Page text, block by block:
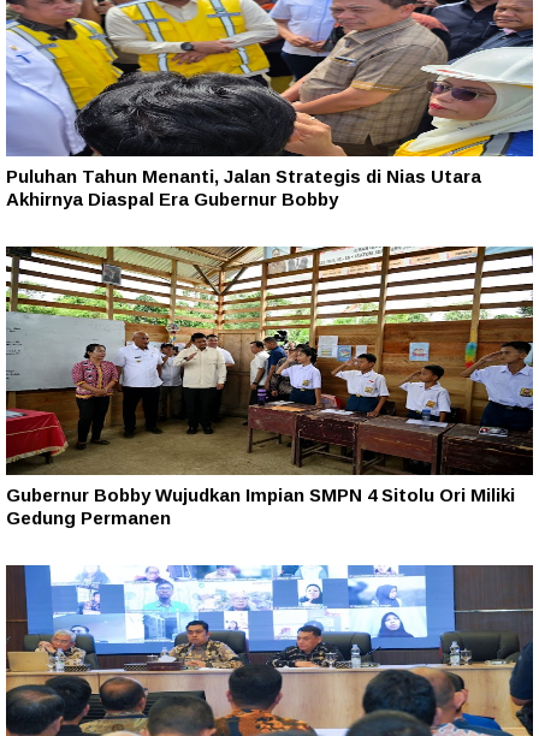
Puluhan Tahun Menanti, Jalan Strategis di Nias Utara
Akhirnya Diaspal Era Gubernur Bobby
Gubernur Bobby Wujudkan Impian SMPN 4 Sitolu Ori Miliki
Gedung Permanen